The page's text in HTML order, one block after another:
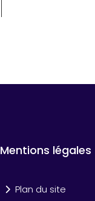
Mentions légales
Plan du site